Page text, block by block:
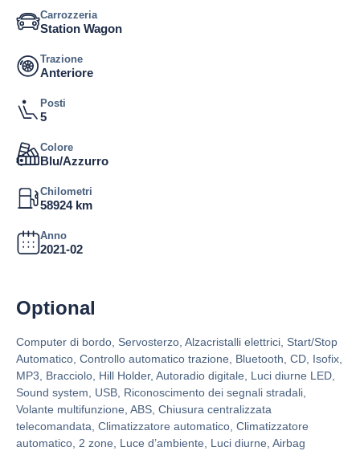
Carrozzeria
Station Wagon
Trazione
Anteriore
Posti
5
Colore
Blu/Azzurro
Chilometri
58924 km
Anno
2021-02
Optional
Computer di bordo, Servosterzo, Alzacristalli elettrici, Start/Stop
Automatico, Controllo automatico trazione, Bluetooth, CD, Isofix,
MP3, Bracciolo, Hill Holder, Autoradio digitale, Luci diurne LED,
Sound system, USB, Riconoscimento dei segnali stradali,
Volante multifunzione, ABS, Chiusura centralizzata
telecomandata, Climatizzatore automatico, Climatizzatore
automatico, 2 zone, Luce d’ambiente, Luci diurne, Airbag